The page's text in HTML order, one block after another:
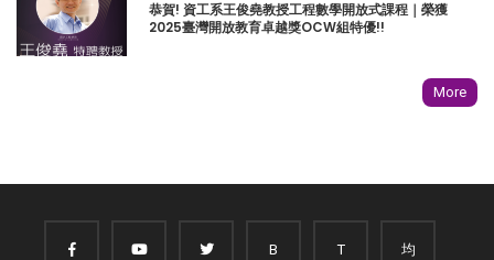
恭賀! 資工系王俊堯教授工程數學開放式課程｜榮獲
2025臺灣開放教育卓越獎OCW組特優!!
More
B T 均